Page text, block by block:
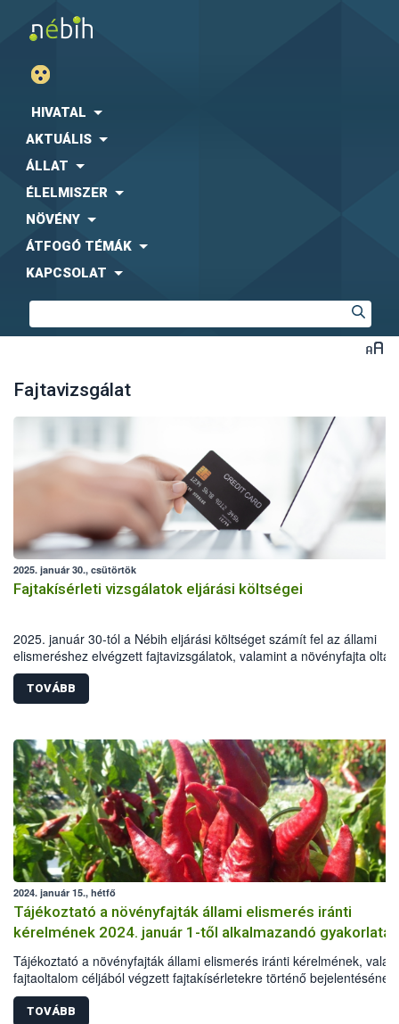
HIVATAL
AKTUÁLIS
ÁLLAT
ÉLELMISZER
NÖVÉNY
ÁTFOGÓ TÉMÁK
KAPCSOLAT
Fajtavizsgálat
2025. január 30., csütörtök
Fajtakísérleti vizsgálatok eljárási költségei
2025. január 30-tól a Nébih eljárási költséget számít fel az állami
elismeréshez elvégzett fajtavizsgálatok, valamint a növényfajta
bejelentett fajtakísérleti vizsgálatok során.
TOVÁBB
2024. január 15., hétfő
Tájékoztató a növényfajták állami elismerés iránti
kérelmének 2024. január 1-től alkalmazandó
Tájékoztató a növényfajták állami elismerés iránti kérelmének,
fajtaoltalom céljából végzett fajtakísérletekre történő bejelentésének
2024. január 1-től alkalmazandó gyakorlatáról
TOVÁBB